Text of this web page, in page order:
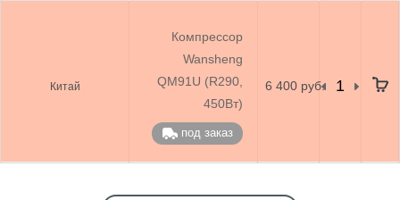
Китай
Компрессор
Wansheng
QM91U (R290,
450Вт)
под заказ
6 400 руб.